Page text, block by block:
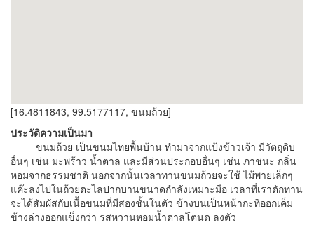
[16.4811843, 99.5177117, ขนมถ้วย]
ประวัติความเป็นมา
ขนมถ้วย เป็นขนมไทยพื้นบ้าน ทำมาจากแป้งข้าวเจ้า มีวัตถุดิบ
อื่นๆ เช่น มะพร้าว น้ำตาล และมีส่วนประกอบอื่นๆ เช่น ภาชนะ กลิ่น
หอมจากธรรมชาติ นอกจากนั้นเวลาทานขนมถ้วยจะใช้ ไม้พายเล็กๆ
แค๊ะลงไปในถ้วยตะไลปากบานขนาดกำลังเหมาะมือ เวลาที่เราตักทาน
จะได้สัมผัสกับเนื้อขนมที่มีสองชั้นในตัว ข้างบนเป็นหน้ากะทิออกเค็ม
ข้างล่างออกแข็งกว่า รสหวานหอมน้ำตาลโตนด ลงตัว